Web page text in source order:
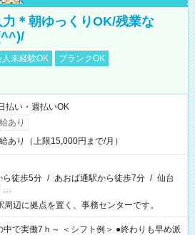
＊朝ゆっくりOK/残業な
人未経験OK
ブランクOK
い・週払いOK
あり
あり（上限15,000円まで/月）
ら徒歩5分 / あおば通駅から徒歩7分 / 仙台
…
周辺に拠点を置く、事務センターです。
シフト例＞ ●終わりも早め派